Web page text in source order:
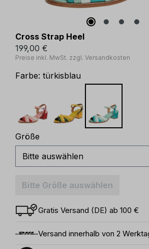
Cross Strap Heel
199,00 €
Preise inkl. MwSt. zzgl. Versandkosten
Farbe: türkisblau
Größe
Bitte Größe auswählen
Gratis Versand (DE) ab 100 €
Versand innerhalb von 2